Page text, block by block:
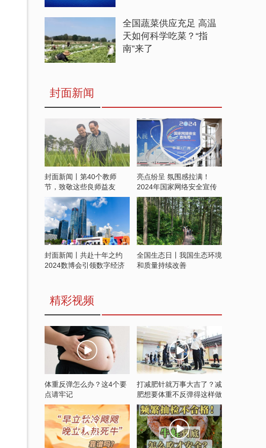
全国蔬菜供应充足 高温
天如何科学吃菜？“指
南”来了
封面新闻
封面新闻丨第40个教师
节，致敬这些良师益友
亮点纷呈 氛围感拉满！
2024年国家网络安全宣传
周开启
封面新闻丨共赴十年之约
2024数博会引领数字经济
全国生态日丨我国生态环境
和质量持续改善
精彩视频
体重反弹怎么办？这4个要
点请牢记
打减肥针就万事大吉了？减
肥想要体重不反弹得这样做